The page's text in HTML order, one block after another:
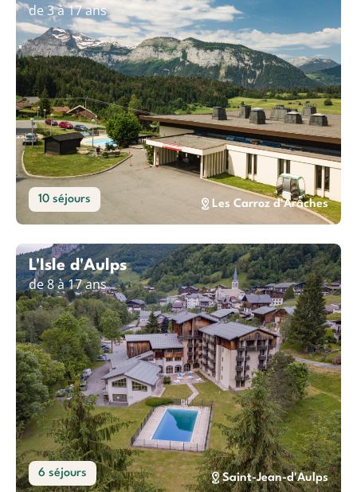
de 3 à 17 ans
10 séjours Les Carroz d'Arâches
L'Isle d'Aulps
de 8 à 17 ans
6 séjours Saint-Jean-d'Aulps